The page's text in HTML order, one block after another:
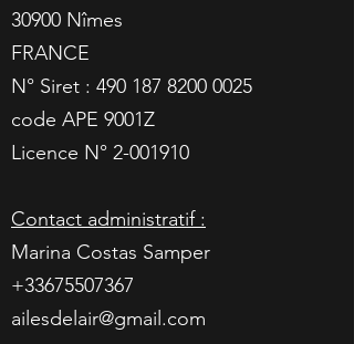
30900 Nîmes
FRANCE
N° Siret : 490 187 8200 0025
code APE 9001Z
Licence N° 2-001910
Contact administratif :
Marina Costas Samper
+33675507367
ailesdelair@gmail.com